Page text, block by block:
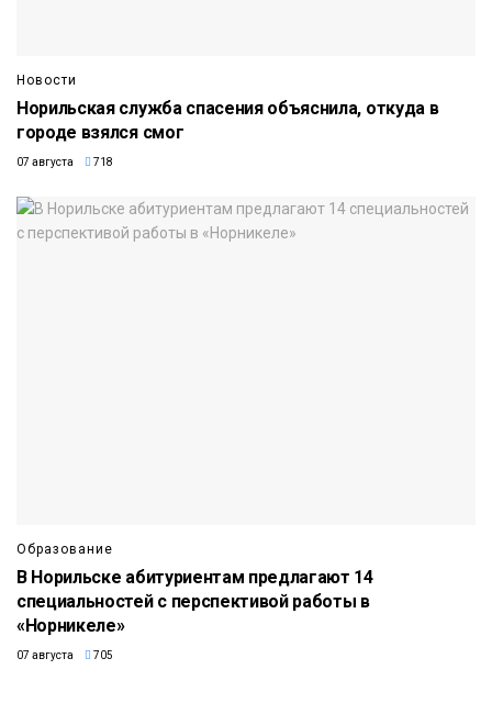
Новости
Норильская служба спасения объяснила, откуда в
городе взялся смог
07 августа 718
Образование
В Норильске абитуриентам предлагают 14
специальностей с перспективой работы в
«Норникеле»
07 августа 705